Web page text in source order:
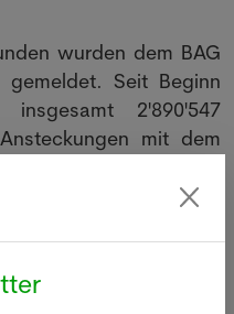
wurden dem BAG
gemeldet. Seit Beginn
2'890'547
mit dem
Personen starben in
BAG 57'985 Personen
das Coronavirus